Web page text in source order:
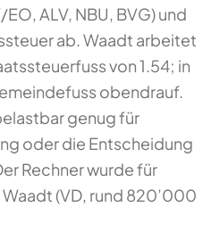
ALV, NBU, BVG) und
ab. Waadt arbeitet
von 1.54; in
obendrauf.
genug für
oder die Entscheidung
Rechner wurde für
(VD, rund 820’000